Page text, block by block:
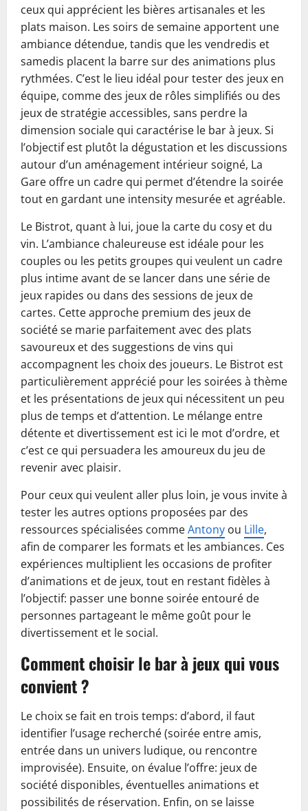
ceux qui apprécient les bières artisanales et les
plats maison. Les soirs de semaine apportent une
ambiance détendue, tandis que les vendredis et
samedis placent la barre sur des animations plus
rythmées. C’est le lieu idéal pour tester des jeux en
équipe, comme des jeux de rôles simplifiés ou des
jeux de stratégie accessibles, sans perdre la
dimension sociale qui caractérise le bar à jeux. Si
l’objectif est plutôt la dégustation et les discussions
autour d’un aménagement intérieur soigné, La
Gare offre un cadre qui permet d’étendre la soirée
tout en gardant une intensity mesurée et agréable.
Le Bistrot, quant à lui, joue la carte du cosy et du
vin. L’ambiance chaleureuse est idéale pour les
couples ou les petits groupes qui veulent un cadre
plus intime avant de se lancer dans une série de
jeux rapides ou dans des sessions de jeux de
cartes. Cette approche premium des jeux de
société se marie parfaitement avec des plats
savoureux et des suggestions de vins qui
accompagnent les choix des joueurs. Le Bistrot est
particulièrement apprécié pour les soirées à thème
et les présentations de jeux qui nécessitent un peu
plus de temps et d’attention. Le mélange entre
détente et divertissement est ici le mot d’ordre, et
c’est ce qui persuadera les amoureux du jeu de
revenir avec plaisir.
Pour ceux qui veulent aller plus loin, je vous invite à
tester les autres options proposées par des
ressources spécialisées commeAntony ou Lille,
afin de comparer les formats et les ambiances. Ces
expériences multiplient les occasions de profiter
d’animations et de jeux, tout en restant fidèles à
l’objectif: passer une bonne soirée entouré de
personnes partageant le même goût pour le
divertissement et le social.
Comment choisir le bar à jeux qui vous
convient ?
Le choix se fait en trois temps: d’abord, il faut
identifier l’usage recherché (soirée entre amis,
entrée dans un univers ludique, ou rencontre
improvisée). Ensuite, on évalue l’offre: jeux de
société disponibles, éventuelles animations et
possibilités de réservation. Enfin, on se laisse